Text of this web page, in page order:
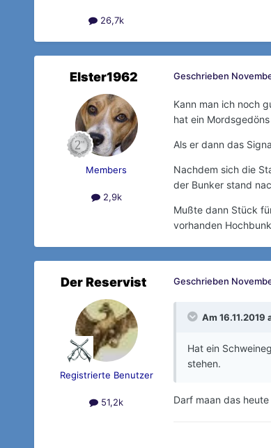
26,7k
Elster1962
Members
2,9k
Geschrieben
Kann man ich noch
hat ein
Als er dann das
Nachdem sich die
der Bunker stand
Mußte dann Stück
vorhanden
Der Reservist
Registrierte Benutzer
51,2k
Geschrieben
Am 16.11.2019
Hat ein
stehen.
Darf maan das